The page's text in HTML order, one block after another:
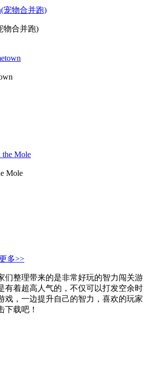
物合并跑)
Mole
多>>
们整理带来的是非常好玩的智力闯关游
有着超高人气的，不仅可以打发空余时
戏，一边提升自己的智力，喜欢的玩家
下载吧！